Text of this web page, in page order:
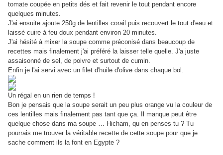
tomate coupée en petits dés et fait revenir le tout pendant encore
quelques minutes.
J'ai ensuite ajoute 250g de lentilles corail puis recouvert le tout d'eau et
laissé cuire à feu doux pendant environ 20 minutes.
J'ai hésité à mixer la soupe comme préconisé dans beaucoup de
recettes mais finalement j'ai préféré la laisser telle quelle. J'a juste
assaisonné de sel, de poivre et surtout de cumin.
Enfin je l'ai servi avec un filet d'huile d'olive dans chaque bol.
Un régal en un rien de temps !
Bon je pensais que la soupe serait un peu plus orange vu la couleur de
ces lentilles mais finalement pas tant que ça. Il manque peut être
quelque chose dans ma soupe … Hicham, qu en penses tu ? Tu
pourrais me trouver la véritable recette de cette soupe pour que je
sache comment ils la font en Egypte ?